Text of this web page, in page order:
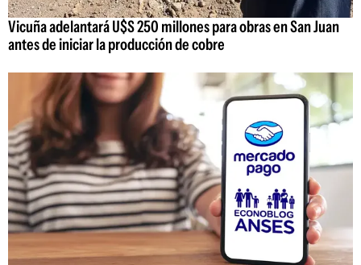
Vicuña adelantará U$S 250 millones para obras en San Juan
antes de iniciar la producción de cobre